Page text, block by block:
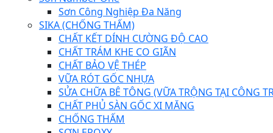
Sơn Công Nghiệp Đa Năng
SIKA (CHỐNG THẤM)
CHẤT KẾT DÍNH CƯỜNG ĐỘ CAO
CHẤT TRÁM KHE CO GIÃN
CHẤT BẢO VỆ THÉP
VỮA RÓT GỐC NHỰA
SỬA CHỮA BÊ TÔNG (VỮA TRỘNG TẠI CÔNG
CHẤT PHỦ SÀN GỐC XI MĂNG
CHỐNG THẤM